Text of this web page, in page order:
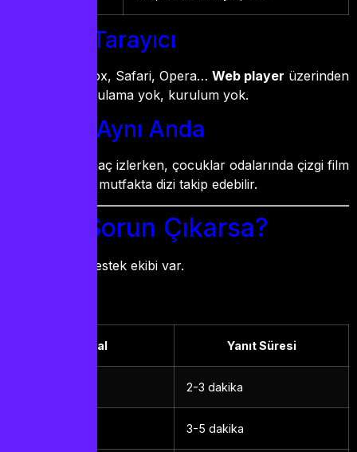
Web Tarayıcı
Chrome, Firefox, Safari, Opera… Web player üzerinden
direkt izle. Uygulama yok, kurulum yok.
3 Cihaz Aynı Anda
Sen salonda maç izlerken, çocuklar odalarında çizgi film
izleyebilir, eşin mutfakta dizi takip edebilir.
Ya Bir Sorun Çıkarsa?
7/24 Türkçe destek ekibi var.
Kanal Yanıt Süresi
2-3 dakika
3-5 dakika